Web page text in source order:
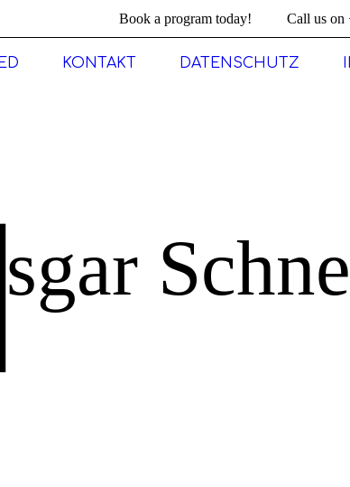
Book a program today! Call us on
KONTAKT DATENSCHUTZ